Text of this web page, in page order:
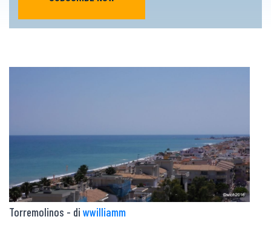
Torremolinos - di wwilliamm